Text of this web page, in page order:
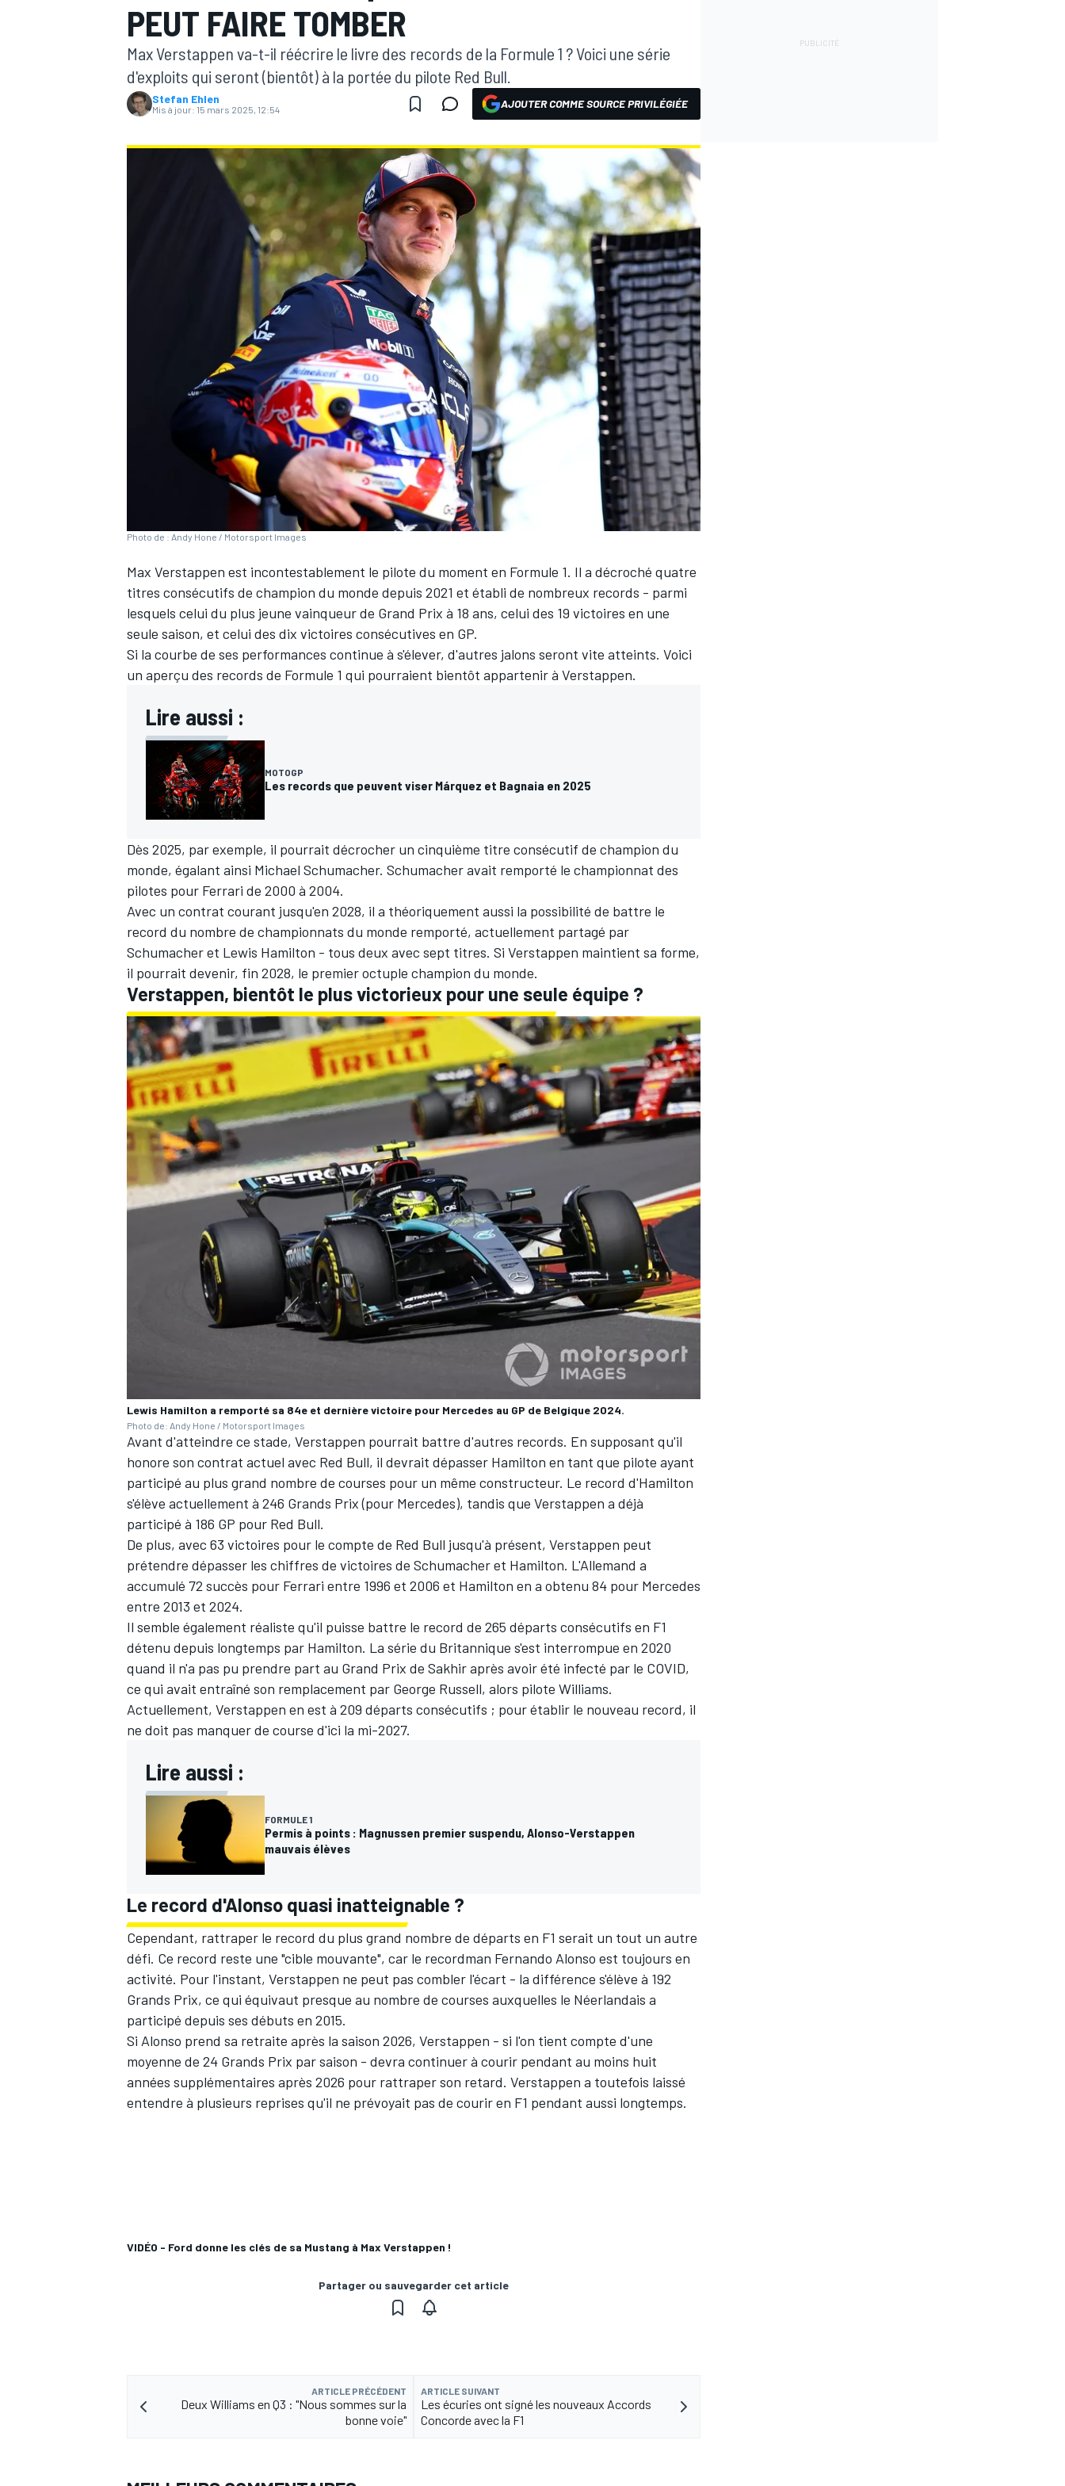
WEC
AUTRES CHAMPIONNATS
PEUT FAIRE TOMBER
Max Verstappen va-t-il réécrire le livre des records de la Formule 1 ? Voici une série
d'exploits qui seront (bientôt) à la portée du pilote Red Bull.
Stefan Ehlen
Mis à jour: 15 mars 2025, 12:54 AJOUTER COMME SOURCE PRIVILÉGIÉE
Photo de : Andy Hone / Motorsport Images
Max Verstappen est incontestablement le pilote du moment en Formule 1. Il a décroché quatre
titres consécutifs de champion du monde depuis 2021 et établi de nombreux records - parmi
lesquels celui du plus jeune vainqueur de Grand Prix à 18 ans, celui des 19 victoires en une
seule saison, et celui des dix victoires consécutives en GP.
Si la courbe de ses performances continue à s'élever, d'autres jalons seront vite atteints. Voici
un aperçu des records de Formule 1 qui pourraient bientôt appartenir à Verstappen.
Lire aussi :
MOTOGP
Les records que peuvent viser Márquez et Bagnaia en 2025
Dès 2025, par exemple, il pourrait décrocher un cinquième titre consécutif de champion du
monde, égalant ainsi Michael Schumacher. Schumacher avait remporté le championnat des
pilotes pour Ferrari de 2000 à 2004.
Avec un contrat courant jusqu'en 2028, il a théoriquement aussi la possibilité de battre le
record du nombre de championnats du monde remporté, actuellement partagé par
Schumacher et Lewis Hamilton - tous deux avec sept titres. Si Verstappen maintient sa forme,
il pourrait devenir, fin 2028, le premier octuple champion du monde.
Verstappen, bientôt le plus victorieux pour une seule équipe ?
Lewis Hamilton a remporté sa 84e et dernière victoire pour Mercedes au GP de Belgique 2024.
Photo de: Andy Hone / Motorsport Images
Avant d'atteindre ce stade, Verstappen pourrait battre d'autres records. En supposant qu'il
honore son contrat actuel avec Red Bull, il devrait dépasser Hamilton en tant que pilote ayant
participé au plus grand nombre de courses pour un même constructeur. Le record d'Hamilton
s'élève actuellement à 246 Grands Prix (pour Mercedes), tandis que Verstappen a déjà
participé à 186 GP pour Red Bull.
De plus, avec 63 victoires pour le compte de Red Bull jusqu'à présent, Verstappen peut
prétendre dépasser les chiffres de victoires de Schumacher et Hamilton. L'Allemand a
accumulé 72 succès pour Ferrari entre 1996 et 2006 et Hamilton en a obtenu 84 pour Mercedes
entre 2013 et 2024.
Il semble également réaliste qu'il puisse battre le record de 265 départs consécutifs en F1
détenu depuis longtemps par Hamilton. La série du Britannique s'est interrompue en 2020
quand il n'a pas pu prendre part au Grand Prix de Sakhir après avoir été infecté par le COVID,
ce qui avait entraîné son remplacement par George Russell, alors pilote Williams.
Actuellement, Verstappen en est à 209 départs consécutifs ; pour établir le nouveau record, il
ne doit pas manquer de course d'ici la mi-2027.
Lire aussi :
FORMULE 1
Permis à points : Magnussen premier suspendu, Alonso-Verstappen
mauvais élèves
Le record d'Alonso quasi inatteignable ?
Cependant, rattraper le record du plus grand nombre de départs en F1 serait un tout un autre
défi. Ce record reste une "cible mouvante", car le recordman Fernando Alonso est toujours en
activité. Pour l'instant, Verstappen ne peut pas combler l'écart - la différence s'élève à 192
Grands Prix, ce qui équivaut presque au nombre de courses auxquelles le Néerlandais a
participé depuis ses débuts en 2015.
Si Alonso prend sa retraite après la saison 2026, Verstappen - si l'on tient compte d'une
moyenne de 24 Grands Prix par saison - devra continuer à courir pendant au moins huit
années supplémentaires après 2026 pour rattraper son retard. Verstappen a toutefois laissé
entendre à plusieurs reprises qu'il ne prévoyait pas de courir en F1 pendant aussi longtemps.
VIDÉO - Ford donne les clés de sa Mustang à Max Verstappen !
Partager ou sauvegarder cet article
ARTICLE PRÉCÉDENT
Deux Williams en Q3 : "Nous sommes sur la
bonne voie"
ARTICLE SUIVANT
Les écuries ont signé les nouveaux Accords
Concorde avec la F1